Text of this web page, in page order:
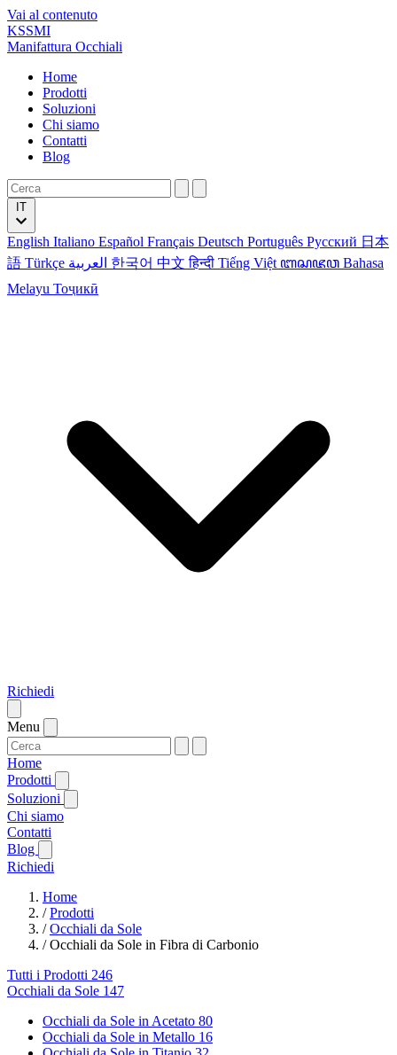
Vai al contenuto
KSSMI
Manifattura Occhiali
Home
Prodotti
Soluzioni
Chi siamo
Contatti
Blog
English Italiano Español Français Deutsch Português Русский 日本
語 Türkçe 한국어 中文हिन्दी Tiếng Việt ꦧꦱꦗꦮ Bahasa
Melayu Тоҷикӣ
Richiedi
Menu
Home
Prodotti
Soluzioni
Chi siamo
Contatti
Blog
Richiedi
Home
/Prodotti
/Occhiali da Sole
/Occhiali da Sole in Fibra di Carbonio
Tutti i Prodotti 246
Occhiali da Sole 147
Occhiali da Sole in Acetato 80
Occhiali da Sole in Metallo 16